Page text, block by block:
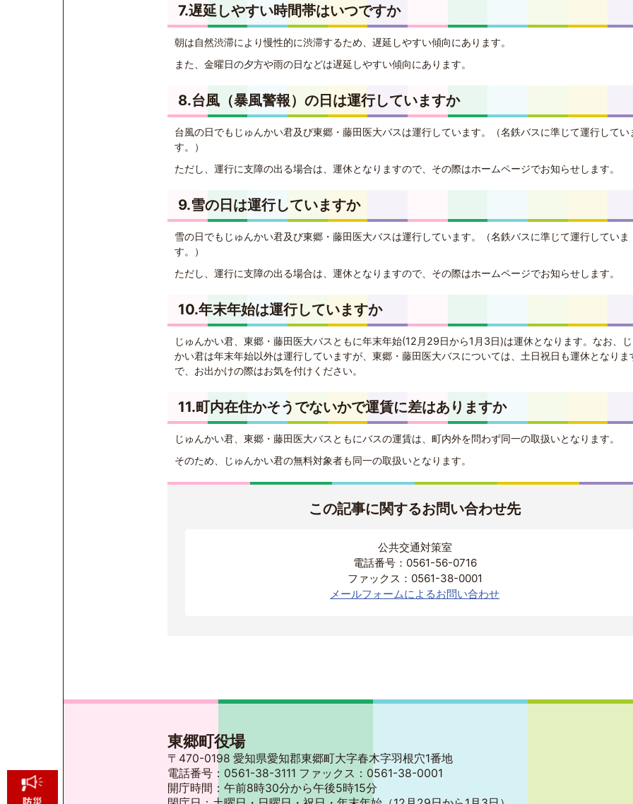
7.遅延しやすい時間帯はいつですか
朝は自然渋滞により慢性的に渋滞するため、遅延しやすい傾向にあります。
また、金曜日の夕方や雨の日などは遅延しやすい傾向にあります。
8.台風（暴風警報）の日は運行していますか
台風の日でもじゅんかい君及び東郷・藤田医大バスは運行しています。（名鉄バスに準じて運行してい
す。）
ただし、運行に支障の出る場合は、運休となりますので、その際はホームページでお知らせします。
9.雪の日は運行していますか
雪の日でもじゅんかい君及び東郷・藤田医大バスは運行しています。（名鉄バスに準じて運行していま
す。）
ただし、運行に支障の出る場合は、運休となりますので、その際はホームページでお知らせします。
10.年末年始は運行していますか
じゅんかい君、東郷・藤田医大バスともに年末年始(12月29日から1月3日)は運休となります。なお、
かい君は年末年始以外は運行していますが、東郷・藤田医大バスについては、土日祝日も運休となりま
で、お出かけの際はお気を付けください。
11.町内在住かそうでないかで運賃に差はありますか
じゅんかい君、東郷・藤田医大バスともにバスの運賃は、町内外を問わず同一の取扱いとなります。
そのため、じゅんかい君の無料対象者も同一の取扱いとなります。
この記事に関するお問い合わせ先
公共交通対策室
電話番号：0561-56-0716
ファックス：0561-38-0001
メールフォームによるお問い合わせ
東郷町役場
〒470-0198 愛知県愛知郡東郷町大字春木字羽根穴1番地
電話番号：0561-38-3111 ファックス：0561-38-0001
開庁時間：午前8時30分から午後5時15分